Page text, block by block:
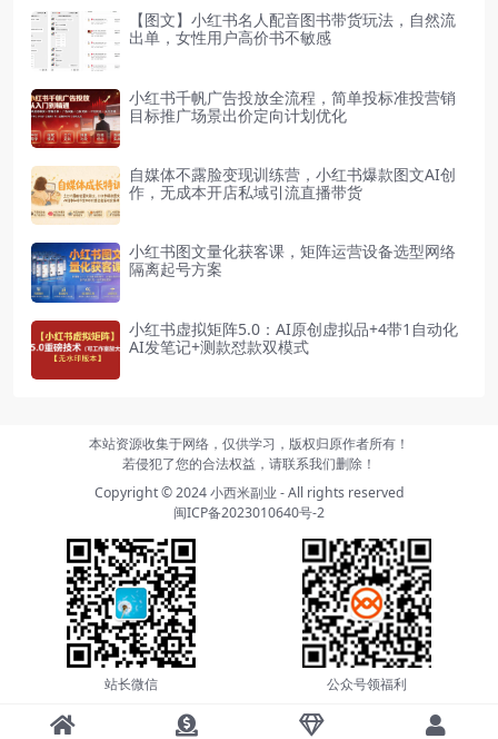
【图文】小红书名人配音图书带货玩法，自然流
出单，女性用户高价书不敏感
小红书千帆广告投放全流程，简单投标准投营销
目标推广场景出价定向计划优化
自媒体不露脸变现训练营，小红书爆款图文AI创
作，无成本开店私域引流直播带货
小红书图文量化获客课，矩阵运营设备选型网络
隔离起号方案
小红书虚拟矩阵5.0：AI原创虚拟品+4带1自动化
AI发笔记+测款怼款双模式
本站资源收集于网络，仅供学习，版权归原作者所有！
若侵犯了您的合法权益，请联系我们删除！
Copyright © 2024小西米副业 - All rights reserved
闽ICP备2023010640号-2
站长微信 公众号领福利